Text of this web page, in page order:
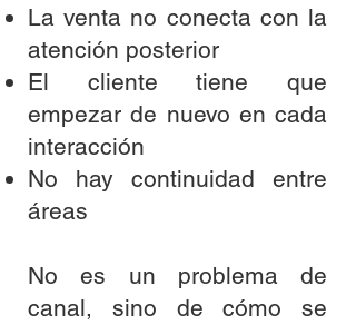
La venta no conecta con la
atención posterior
El cliente tiene que
empezar de nuevo en cada
interacción
No hay continuidad entre
áreas
No es un problema de
canal, sino de cómo se